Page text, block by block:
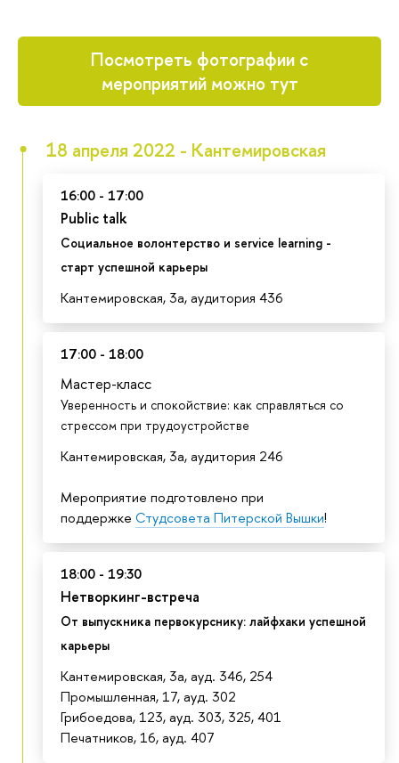
Посмотреть фотографии с
мероприятий можно тут
18 апреля 2022 - Кантемировская
16:00 - 17:00
Public talk
Социальное волонтерство и service learning -
старт успешной карьеры
Кантемировская, 3а, аудитория 436
17:00 - 18:00
Мастер-класс
Уверенность и спокойствие: как справляться со
стрессом при трудоустройстве
Кантемировская, 3а, аудитория 246
Мероприятие подготовлено при
поддержке Студсовета Питерской Вышки!
18:00 - 19:30
Нетворкинг-встреча
От выпускника первокурснику: лайфхаки успешной
карьеры
Кантемировская, 3а, ауд. 346, 254
Промышленная, 17, ауд. 302
Грибоедова, 123, ауд. 303, 325, 401
Печатников, 16, ауд. 407